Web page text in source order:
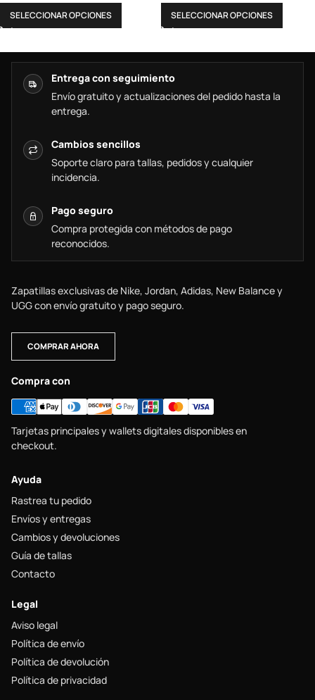
SELECCIONAR OPCIONES SELECCIONAR OPCIONES
Entrega con seguimiento
Envío gratuito y actualizaciones del pedido hasta la
entrega.
Cambios sencillos
Soporte claro para tallas, pedidos y cualquier
incidencia.
Pago seguro
Compra protegida con métodos de pago
reconocidos.
Zapatillas exclusivas de Nike, Jordan, Adidas, New Balance y
UGG con envío gratuito y pago seguro.
COMPRAR AHORA
Compra con
Tarjetas principales y wallets digitales disponibles en
checkout.
Ayuda
Rastrea tu pedido
Envíos y entregas
Cambios y devoluciones
Guía de tallas
Contacto
Legal
Aviso legal
Política de envío
Política de devolución
Política de privacidad